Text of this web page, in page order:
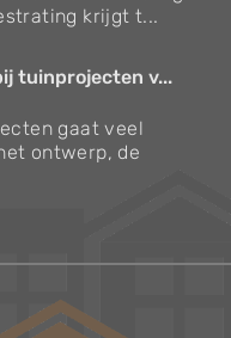
krijgt t...
tuinprojecten v...
gaat veel
ontwerp, de